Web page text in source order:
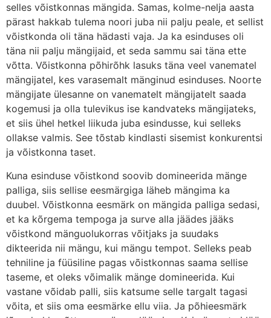
selles võistkonnas mängida. Samas, kolme-nelja aasta
pärast hakkab tulema noori juba nii palju peale, et sellist
võistkonda oli täna hädasti vaja. Ja ka esinduses oli
täna nii palju mängijaid, et seda sammu sai täna ette
võtta. Võistkonna põhirõhk lasuks täna veel vanematel
mängijatel, kes varasemalt mänginud esinduses. Noorte
mängijate ülesanne on vanematelt mängijatelt saada
kogemusi ja olla tulevikus ise kandvateks mängijateks,
et siis ühel hetkel liikuda juba esindusse, kui selleks
ollakse valmis. See tõstab kindlasti sisemist konkurentsi
ja võistkonna taset.
Kuna esinduse võistkond soovib domineerida mänge
palliga, siis sellise eesmärgiga läheb mängima ka
duubel. Võistkonna eesmärk on mängida palliga sedasi,
et ka kõrgema tempoga ja surve alla jäädes jääks
võistkond mänguolukorras võitjaks ja suudaks
dikteerida nii mängu, kui mängu tempot. Selleks peab
tehniline ja füüsiline pagas võistkonnas saama sellise
taseme, et oleks võimalik mänge domineerida. Kui
vastane võidab palli, siis katsume selle targalt tagasi
võita, et siis oma eesmärke ellu viia. Ja põhieesmärk